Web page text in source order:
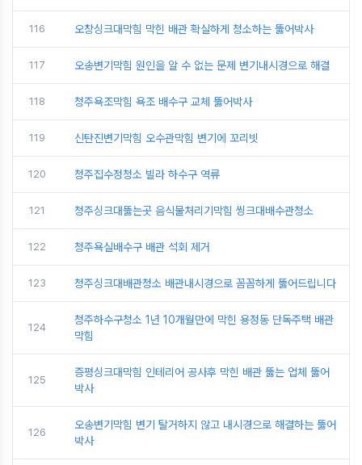
116 오창싱크대막힘 막힌 배관 확실하게 청소하는 뚫어박사
117 오송변기막힘 원인을 알 수 없는 문제 변기내시경으로 해결
118 청주욕조막힘 욕조 배수구 교체 뚫어박사
119 신탄진변기막힘 오수관막힘 변기에 꼬리빗
120 청주집수정청소 빌라 하수구 역류
121 청주싱크대뚫는곳 음식물처리기막힘 씽크대배수관청소
122 청주욕실배수구 배관 석회 제거
123 청주싱크대배관청소 배관내시경으로 꼼꼼하게 뚫어드립니다
124
청주하수구청소 1년 10개월만에 막힌 용정동 단독주택 배관
막힘
125
증평싱크대막힘 인테리어 공사후 막힌 배관 뚫는 업체 뚫어
박사
126
오송변기막힘 변기 탈거하지 않고 내시경으로 해결하는 뚫어
박사